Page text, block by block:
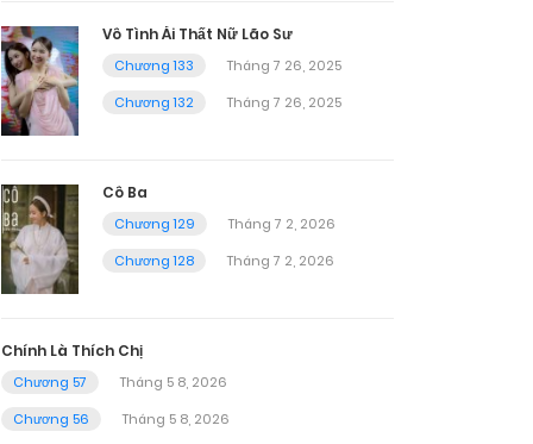
Vô Tình Ái Thất Nữ Lão Sư
Chương 133
Tháng 7 26, 2025
Chương 132
Tháng 7 26, 2025
Cô Ba
Chương 129
Tháng 7 2, 2026
Chương 128
Tháng 7 2, 2026
Chính Là Thích Chị
Chương 57
Tháng 5 8, 2026
Chương 56
Tháng 5 8, 2026